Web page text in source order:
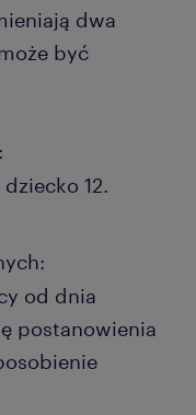
dwa
być
12.
od dnia
postanowienia